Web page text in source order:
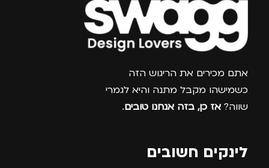
צרפו אותי למועדון
אתם מכירים את הריגוש הזה
כשמישהו מקבל מתנה והיא לגמרי
שווה? אז כן, בזה אנחנו טובים.
לינקים חשובים